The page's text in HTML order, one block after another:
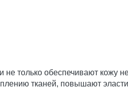
не только обеспечивают кожу
тканей, повышают